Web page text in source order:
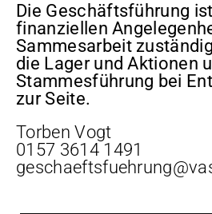
Die Geschäftsführung
finanziellen
Sammesarbeit
die Lager und Aktionen
Stammesführung bei
zur Seite.
Torben Vogt
0157 3614 1491